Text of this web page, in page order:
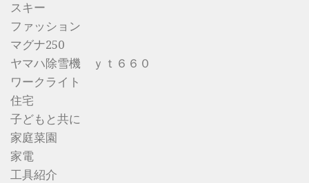
スキー
ファッション
マグナ250
ヤマハ除雪機 ｙｔ６６０
ワークライト
住宅
子どもと共に
家庭菜園
家電
工具紹介